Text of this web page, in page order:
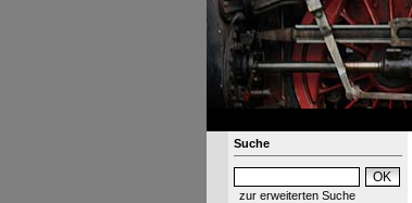
Suche
zur erweiterten Suche